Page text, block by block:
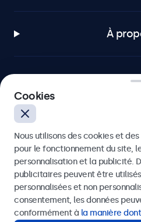
À
75 Boulevard
4.8/5 noté par
Français
Cookies
Nous utilisons des cookies et
pour le fonctionnement du site,
personnalisation et la publicité.
publicitaires peuvent être
personnalisées et non
consentement, les données
conformément à la manière